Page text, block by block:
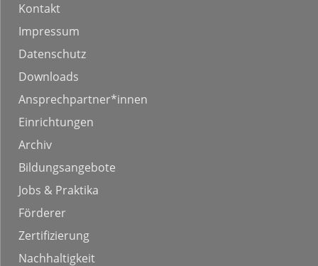
Kontakt
Impressum
Datenschutz
Downloads
Ansprechpartner*innen
Einrichtungen
Archiv
Bildungsangebote
Jobs & Praktika
Förderer
Zertifizierung
Nachhaltigkeit